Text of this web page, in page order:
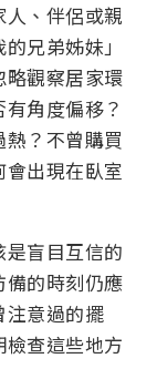
、伴侶或親
兄弟姊妹」
觀察居家環
角度偏移？
？不曾購買
出現在臥室
是盲目互信的
的時刻仍應
注意過的擺
查這些地方